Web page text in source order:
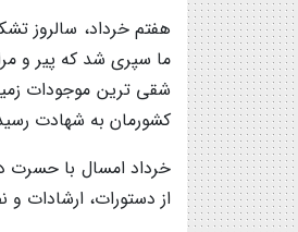
هفتم خرداد، سالروز
ما سپری شد که پیر و
شقی ترین موجودات
کشورمان به شهادت
خرداد امسال با حسرت
از دستورات، ارشادات